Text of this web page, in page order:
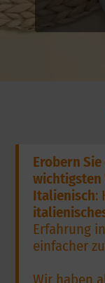
Erobern
wichtigsten
Italienisch:
Erfahrung
einfacher